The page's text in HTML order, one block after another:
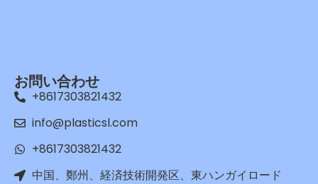
お問い合わせ
+8617303821432
info@plasticsl.com
+8617303821432
中国、鄭州、経済技術開発区、東ハンガイロード